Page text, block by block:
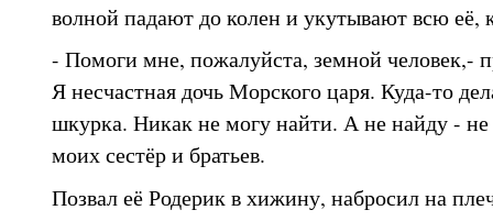
волной падают до колен и укутывают всю её,
- Помоги мне, пожалуйста, земной человек,-
Я несчастная дочь Морского царя. Куда-то
шкурка. Никак не могу найти. А не найду -
моих сестёр и братьев.
Позвал её Родерик в хижину, набросил на